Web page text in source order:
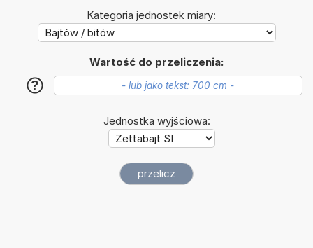
Kategoria jednostek miary:
Wartość do przeliczenia:
?
Jednostka wyjściowa: